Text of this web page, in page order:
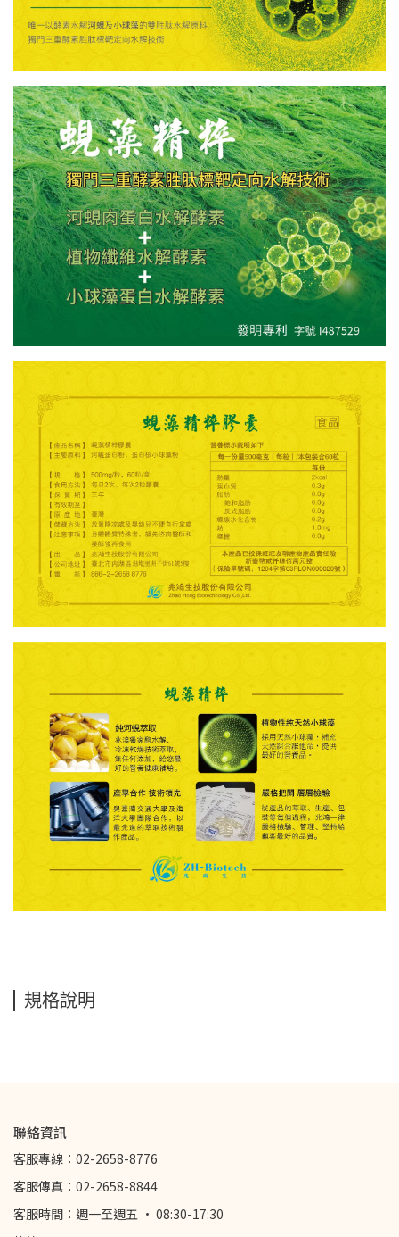
規格說明
聯絡資訊
客服專線：02-2658-8776
客服傳真：02-2658-8844
客服時間：週一至週五 · 08:30-17:30